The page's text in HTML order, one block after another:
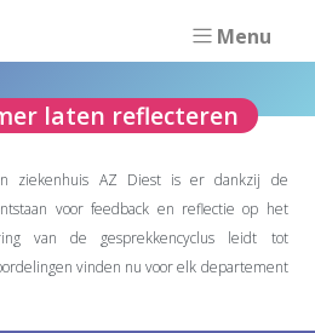
Menu
laten reflecteren
ziekenhuis AZ Diest is er dankzij de
voor feedback en reflectie op het
van de gesprekkencyclus leidt tot
vinden nu voor elk departement